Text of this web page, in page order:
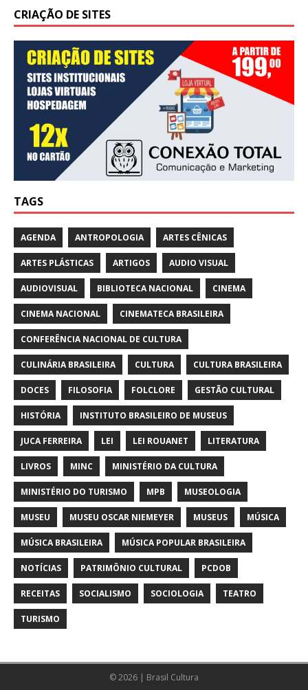
CRIAÇÃO DE SITES
TAGS
AGENDA ANTROPOLOGIA ARTES CÊNICAS
ARTES PLÁSTICAS ARTIGOS AUDIO VISUAL
AUDIOVISUAL BIBLIOTECA NACIONAL CINEMA
CINEMA NACIONAL CINEMATECA BRASILEIRA
CONFERÊNCIA NACIONAL DE CULTURA
CULINÁRIA BRASILEIRA CULTURA CULTURA BRASILEIRA
DOCES FILOSOFIA FOLCLORE GESTÃO CULTURAL
HISTÓRIA INSTITUTO BRASILEIRO DE MUSEUS
JUCA FERREIRA LEI LEI ROUANET LITERATURA
LIVROS MINC MINISTÉRIO DA CULTURA
MINISTÉRIO DO TURISMO MPB MUSEOLOGIA
MUSEU MUSEU OSCAR NIEMEYER MUSEUS MÚSICA
MÚSICA BRASILEIRA MÚSICA POPULAR BRASILEIRA
NOTÍCIAS PATRIMÔNIO CULTURAL PCDOB
RECEITAS SOCIALISMO SOCIOLOGIA TEATRO
TURISMO
© 2026 | Brasil Cultura